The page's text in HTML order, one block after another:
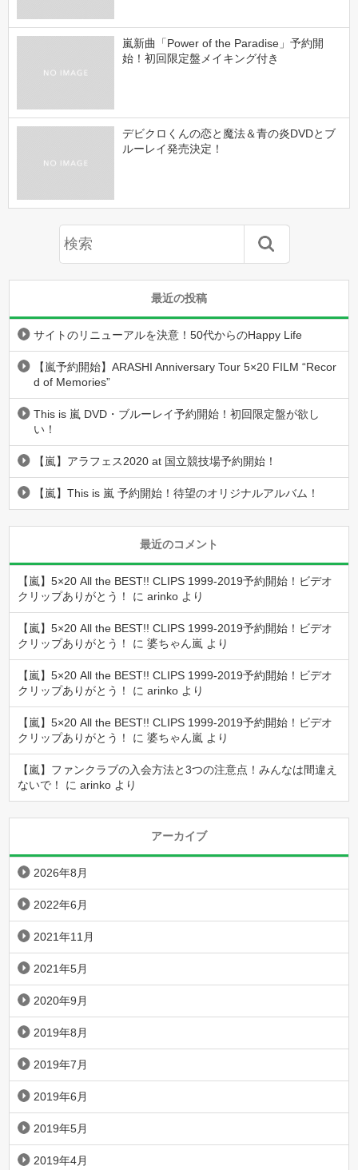
嵐新曲「Power of the Paradise」予約開
始！初回限定盤メイキング付き
デビクロくんの恋と魔法＆青の炎DVDとブ
ルーレイ発売決定！
最近の投稿
サイトのリニューアルを決意！50代からのHappy Life
【嵐予約開始】ARASHI Anniversary Tour 5×20 FILM “Recor
d of Memories”
This is 嵐 DVD・ブルーレイ予約開始！初回限定盤が欲し
い！
【嵐】アラフェス2020 at 国立競技場予約開始！
【嵐】This is 嵐 予約開始！待望のオリジナルアルバム！
最近のコメント
【嵐】5×20 All the BEST!! CLIPS 1999-2019予約開始！ビデオ
クリップありがとう！
にarinko より
【嵐】5×20 All the BEST!! CLIPS 1999-2019予約開始！ビデオ
クリップありがとう！
に婆ちゃん嵐 より
【嵐】5×20 All the BEST!! CLIPS 1999-2019予約開始！ビデオ
クリップありがとう！
にarinko より
【嵐】5×20 All the BEST!! CLIPS 1999-2019予約開始！ビデオ
クリップありがとう！
に婆ちゃん嵐 より
【嵐】ファンクラブの入会方法と3つの注意点！みんなは間違え
ないで！
にarinko より
アーカイブ
2026年8月
2022年6月
2021年11月
2021年5月
2020年9月
2019年8月
2019年7月
2019年6月
2019年5月
2019年4月